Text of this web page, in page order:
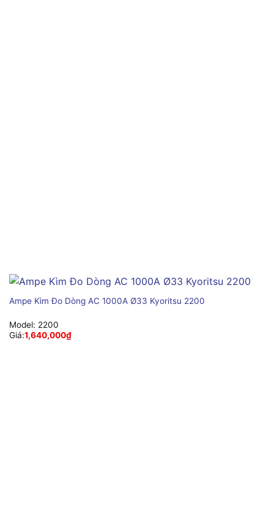
Ampe Kìm Đo Dòng AC 1000A Ø33 Kyoritsu 2200
Model: 2200
Giá:1,640,000₫